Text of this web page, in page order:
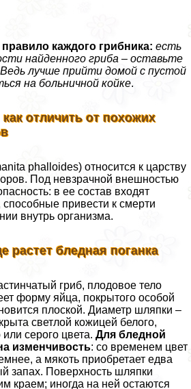
каждого грибника: есть
найденного гриба – оставьте
лучше прийти домой с пустой
на больничной койке.
отличить от похожих
phalloides) относится к царству
Под невзрачной внешностью
в ее состав входят
привести к cмepти
внутрь организма.
растет бледная поганка
гриб, плодовое тело
форму яйца, покрытого особой
плоской. Диаметр шляпки –
светлой кожицей белого,
серого цвета. Для бледной
изменчивость: со временем цвет
а мякоть приобретает едва
запах. Поверхность шляпки
краем; иногда на ней остаются